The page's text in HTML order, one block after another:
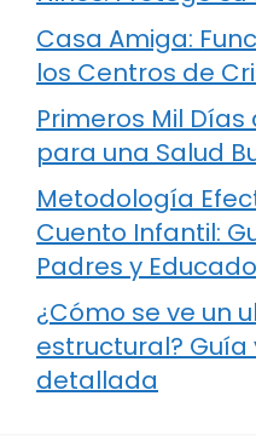
Casa Amiga:
los Centros de
Primeros Mil
para una Salud
Metodología
Cuento Infantil:
Padres y
¿Cómo se ve un
estructural? Guía
detallada